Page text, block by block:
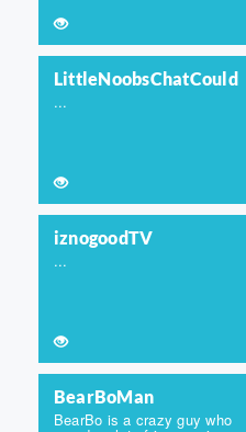
LittleNoobsChatCould
...
iznogoodTV
...
BearBoMan
BearBo is a crazy guy who